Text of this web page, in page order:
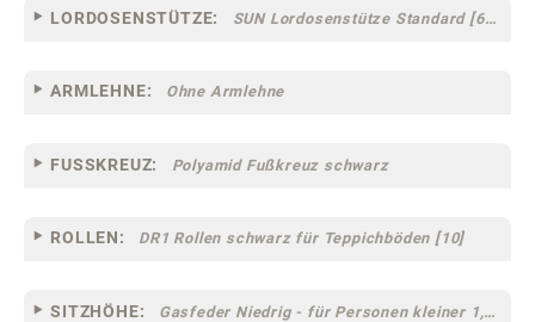
LORDOSENSTÜTZE: SUN Lordosenstütze Standard [67]
ARMLEHNE: Ohne Armlehne
FUSSKREUZ: Polyamid Fußkreuz schwarz
ROLLEN: DR1 Rollen schwarz für Teppichböden [10]
SITZHÖHE: Gasfeder Niedrig - für Personen kleiner 1,60 m